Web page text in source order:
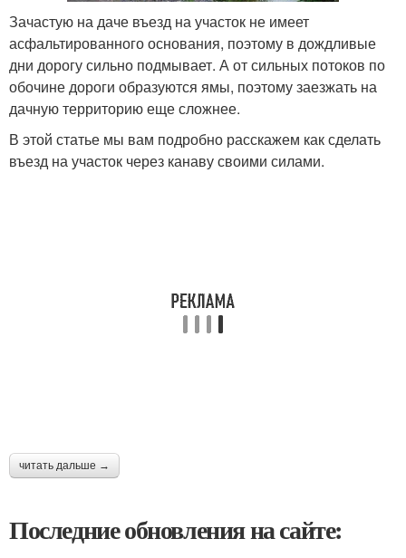
Зачастую на даче въезд на участок не имеет
асфальтированного основания, поэтому в дождливые
дни дорогу сильно подмывает. А от сильных потоков по
обочине дороги образуются ямы, поэтому заезжать на
дачную территорию еще сложнее.
В этой статье мы вам подробно расскажем как сделать
въезд на участок через канаву своими силами.
читать дальше →
Последние обновления на сайте: